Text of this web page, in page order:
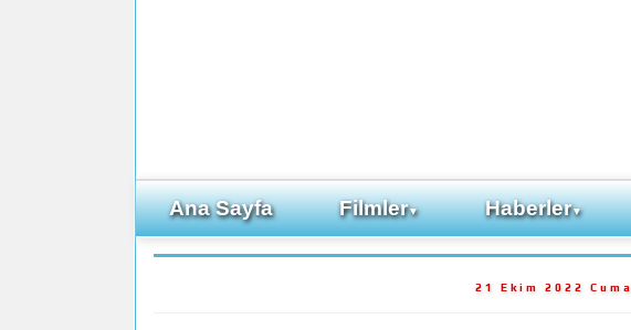
Ana Sayfa Filmler▼ Haberler▼
21 Ekim 2022 Cuma